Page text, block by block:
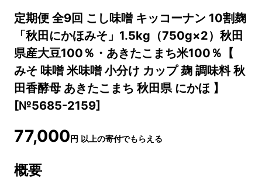
定期便 全9回 こし味噌 キッコーナン 10割麹
「秋田にかほみそ」1.5kg（750g×2）秋田
県産大豆100％・あきたこまち米100％【
みそ 味噌 米味噌 小分け カップ 麹 調味料 秋
田香酵母 あきたこまち 秋田県 にかほ 】
[№5685-2159]
77,000円 以上の寄付でもらえる
概要